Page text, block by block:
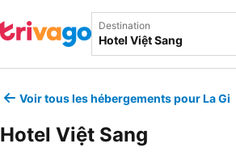
Destination
Voir tous les hébergements pour La Gi
Hotel Việt Sang